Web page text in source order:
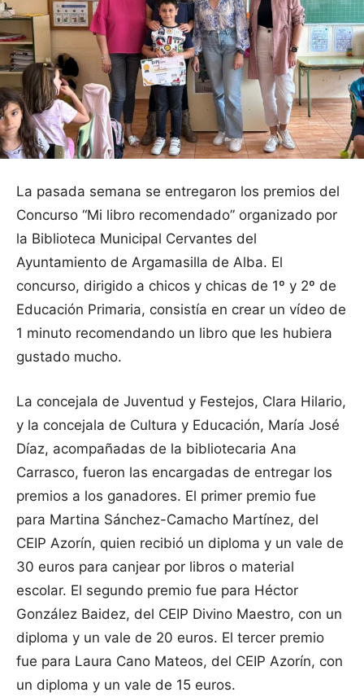
La pasada semana se entregaron los premios del
Concurso “Mi libro recomendado” organizado por
la Biblioteca Municipal Cervantes del
Ayuntamiento de Argamasilla de Alba. El
concurso, dirigido a chicos y chicas de 1º y 2º de
Educación Primaria, consistía en crear un vídeo de
1 minuto recomendando un libro que les hubiera
gustado mucho.
La concejala de Juventud y Festejos, Clara Hilario,
y la concejala de Cultura y Educación, María José
Díaz, acompañadas de la bibliotecaria Ana
Carrasco, fueron las encargadas de entregar los
premios a los ganadores. El primer premio fue
para Martina Sánchez-Camacho Martínez, del
CEIP Azorín, quien recibió un diploma y un vale de
30 euros para canjear por libros o material
escolar. El segundo premio fue para Héctor
González Baidez, del CEIP Divino Maestro, con un
diploma y un vale de 20 euros. El tercer premio
fue para Laura Cano Mateos, del CEIP Azorín, con
un diploma y un vale de 15 euros.